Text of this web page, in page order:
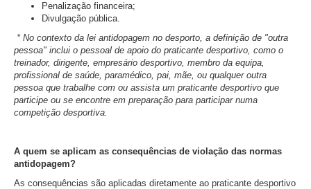
Penalização financeira;
Divulgação pública.
* No contexto da lei antidopagem no desporto, a definição de "outra
pessoa" inclui o pessoal de apoio do praticante desportivo, como o
treinador, dirigente, empresário desportivo, membro da equipa,
profissional de saúde, paramédico, pai, mãe, ou qualquer outra
pessoa que trabalhe com ou assista um praticante desportivo que
participe ou se encontre em preparação para participar numa
competição desportiva.
A quem se aplicam as consequências de violação das normas
antidopagem?
As consequências são aplicadas diretamente ao praticante desportivo